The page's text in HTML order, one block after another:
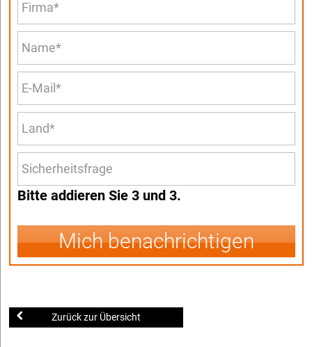
Bitte addieren Sie 3 und 3.
Mich benachrichtigen
Zurück zur Übersicht